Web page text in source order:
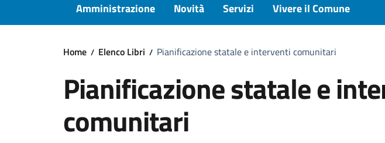
Amministrazione Novità Servizi Vivere il Comune
Home Elenco Libri Pianificazione statale e interventi comunitari
Pianificazione statale e
comunitari